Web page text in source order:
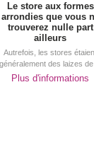
Le store aux formes
arrondies que vous
trouverez nulle part
ailleurs
Autrefois, les stores
généralement des laizes de
Plus d'informations